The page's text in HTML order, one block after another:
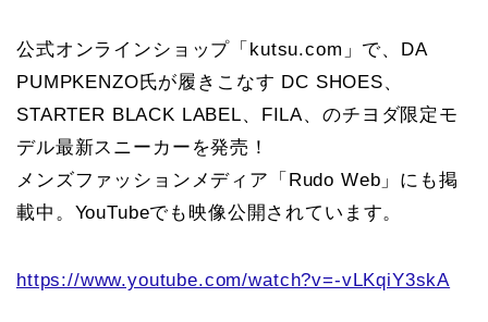
公式オンラインショップ「kutsu.com」で、DA
PUMPKENZO氏が履きこなす DC SHOES、
STARTER BLACK LABEL、FILA、のチヨダ限定モ
デル最新スニーカーを発売！
メンズファッションメディア「Rudo Web」にも掲
載中。YouTubeでも映像公開されています。
https://www.youtube.com/watch?v=-vLKqiY3skA